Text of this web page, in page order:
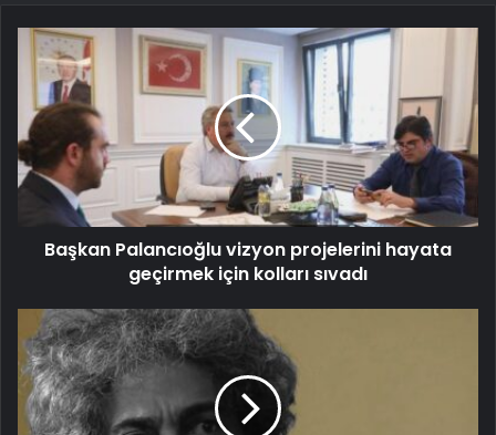
Başkan Palancıoğlu vizyon projelerini hayata
geçirmek için kolları sıvadı